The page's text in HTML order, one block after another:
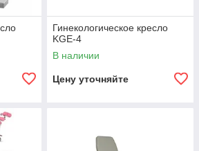
Гинекологическое кресло
KGE-4
В наличии
Цену уточняйте